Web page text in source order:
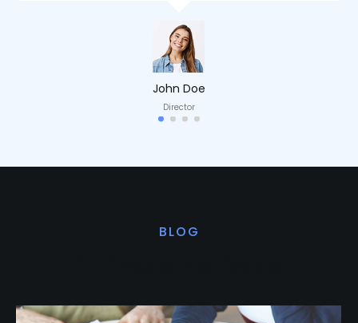
John Doe
Director
BLOG